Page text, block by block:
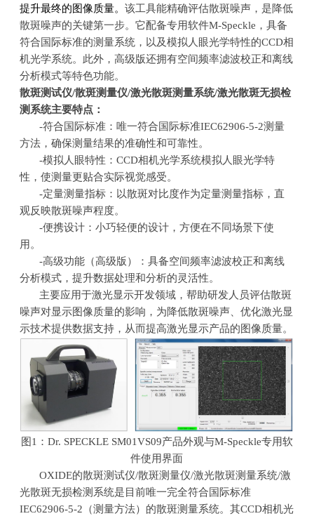
提升最终的图像质量。该工具能精确评估散斑噪声，是降低
散斑噪声的关键第一步。它配备专用软件M-Speckle ，具备
符合国际标准的测量系统，以及模拟人眼光学特性的CCD相
机光学系统。此外，高级版还拥有空间频率滤波校正和离线
分析模式等特色功能。
散斑测试仪/散斑测量仪/激光散斑测量系统/激光散斑无损检
测系统主要特点：
-符合国际标准：唯一符合国际标准IEC62906-5-2测量
方法，确保测量结果的准确性和可靠性。
-模拟人眼特性：CCD相机光学系统模拟人眼光学特
性，使测量更贴合实际视觉感受。
-定量测量指标：以散斑对比度作为定量测量指标，直
观反映散斑噪声程度。
-便携设计：小巧轻便的设计，方便在不同场景下使
用。
-高级功能（高级版）：具备空间频率滤波校正和离线
分析模式，提升数据处理和分析的灵活性。
主要应用于激光显示开发领域，帮助研发人员评估散斑
噪声对显示图像质量的影响，为降低散斑噪声、优化激光显
示技术提供数据支持，从而提高激光显示产品的图像质量。
图 1 ： Dr. SPECKLE SM01VS09产品外观与M-Speckle专用软
件使用界面
OXIDE的散斑测试仪/散斑测量仪/激光散斑测量系统/激
光散斑无损检测系统是目前唯一完全符合国际标准
IEC62906-5-2 （测量方法）的散斑测量系统。其CCD相机光